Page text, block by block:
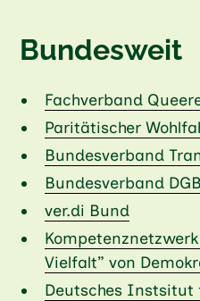
Bundesweit
Fachverband
Paritätischer
Bundesverband
Bundesverband DGB
ver.di Bund
Vielfalt” von
Deutsches Instsitut